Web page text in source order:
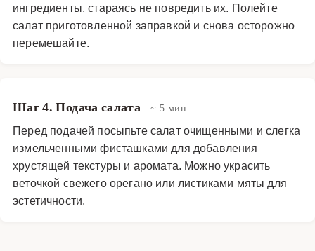
ингредиенты, стараясь не повредить их. Полейте
салат приготовленной заправкой и снова осторожно
перемешайте.
Шаг 4. Подача салата ~ 5 мин
Перед подачей посыпьте салат очищенными и слегка
измельченными фисташками для добавления
хрустящей текстуры и аромата. Можно украсить
веточкой свежего орегано или листиками мяты для
эстетичности.